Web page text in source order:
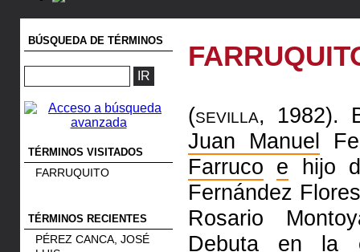
BÚSQUEDA DE TÉRMINOS
TÉRMINOS VISITADOS
FARRUQUITO
TÉRMINOS RECIENTES
PÉREZ CANCA, JOSÉ
(sevilla, 1982).
Juan Manuel
Farruco e hijo
Fernández
Rosario
Debuta en la